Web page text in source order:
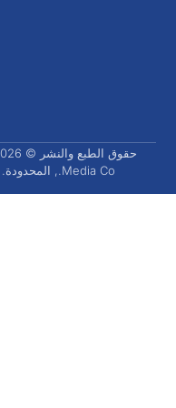
Media Co., المحدودة. جميع الحقوق محفوظة.